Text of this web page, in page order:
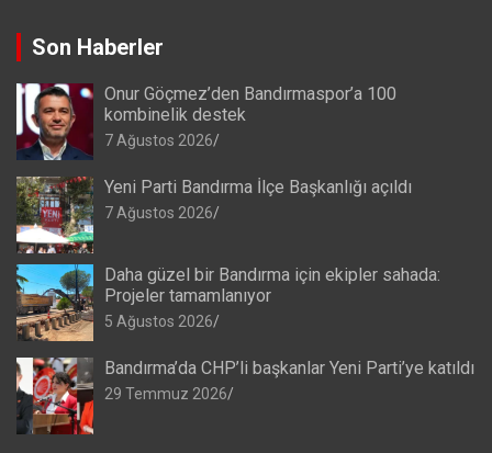
Son Haberler
Onur Göçmez’den Bandırmaspor’a 100
kombinelik destek
7 Ağustos 2026
Yeni Parti Bandırma İlçe Başkanlığı açıldı
7 Ağustos 2026
Daha güzel bir Bandırma için ekipler sahada:
Projeler tamamlanıyor
5 Ağustos 2026
Bandırma’da CHP’li başkanlar Yeni Parti’ye katıldı
29 Temmuz 2026